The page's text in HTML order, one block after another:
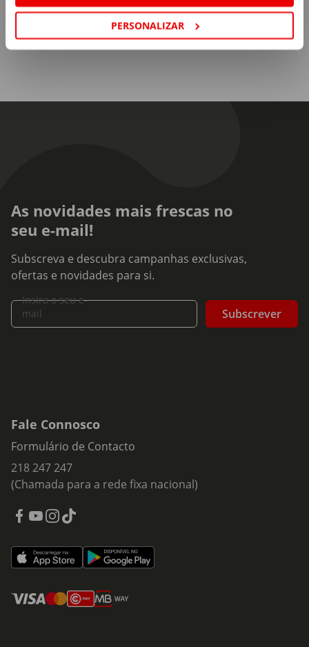
PERSONALIZAR
As novidades mais frescas no
seu e-mail!
Subscreva e descubra campanhas exclusivas,
ofertas e novidades para si.
Insira o seu e-
mail
Subscrever
Fale Connosco
Formulário de Contacto
218 247 247
(Chamada para a rede fixa nacional)